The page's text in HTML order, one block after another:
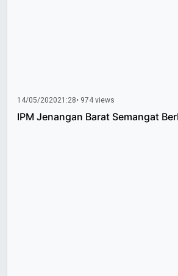
14/05/202021:28• 974 views
IPM Jenangan Barat Semangat